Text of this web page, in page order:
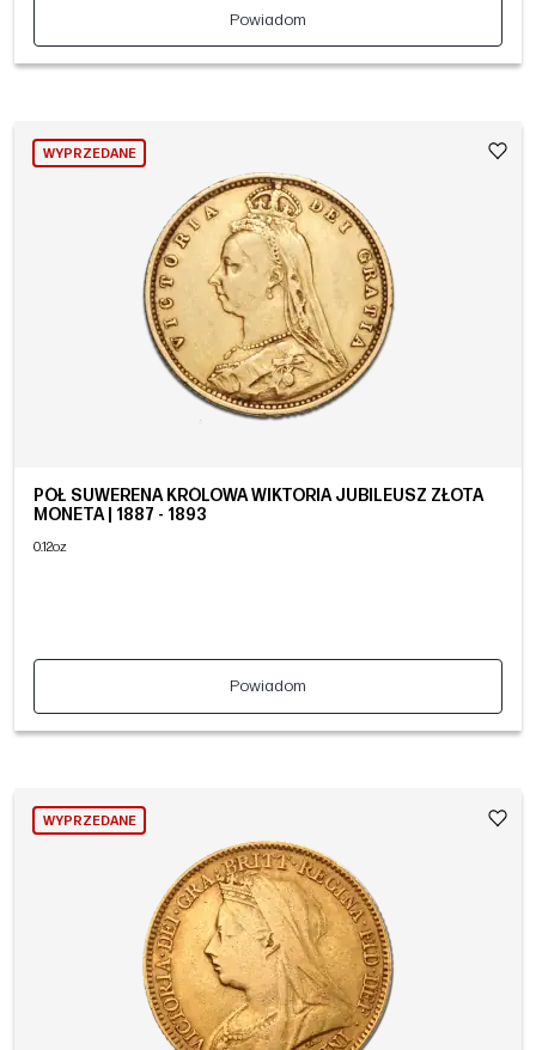
Powiadom
WYPRZEDANE
PÓŁ SUWERENA KRÓLOWA WIKTORIA JUBILEUSZ ZŁOTA
MONETA | 1887 - 1893
0.12oz
Powiadom
WYPRZEDANE